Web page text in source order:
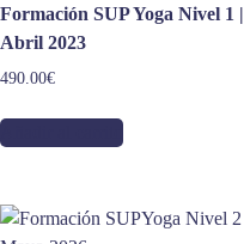
Formación SUP Yoga Nivel 1 |
Abril 2023
490.00€